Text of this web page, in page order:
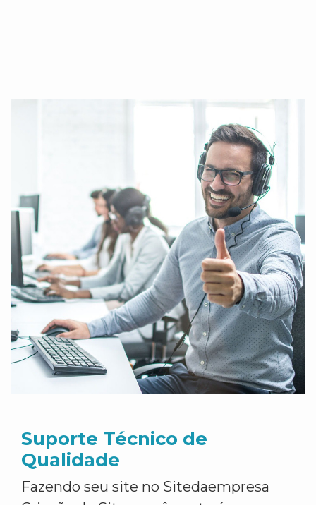
Suporte Técnico de
Qualidade
Fazendo seu site no Sitedaempresa